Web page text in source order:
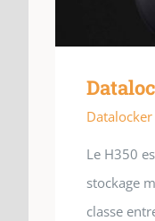
Datalocker
Le H350
stockage
classe